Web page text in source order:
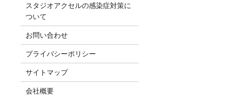
スタジオアクセルの感染症対策に
ついて
お問い合わせ
プライバシーポリシー
サイトマップ
会社概要